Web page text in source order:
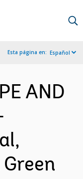
Esta página en: Español
AND